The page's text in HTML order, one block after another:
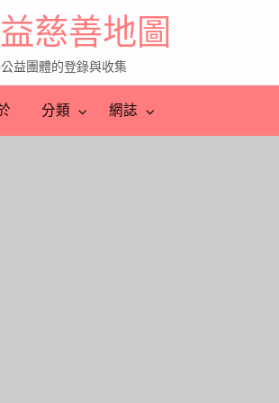
慈善地圖
益團體的登錄與收集
分類 網誌